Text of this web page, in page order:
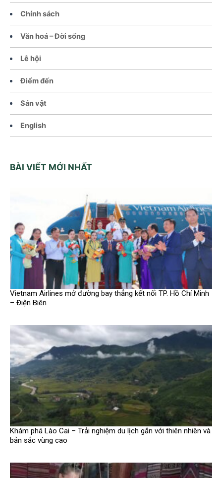
Chính sách
Văn hoá – Đời sống
Lễ hội
Điểm đến
Sản vật
English
BÀI VIẾT MỚI NHẤT
Vietnam Airlines mở đường bay thẳng kết nối TP. Hồ Chí Minh
– Điện Biên
Khám phá Lào Cai – Trải nghiệm du lịch gắn với thiên nhiên và
bản sắc vùng cao